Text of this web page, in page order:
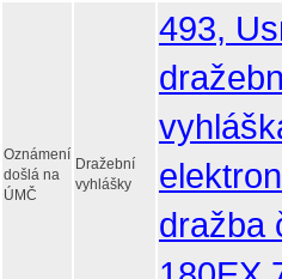
Oznámení
došlá na
ÚMČ
Dražební
vyhlášky
493,
dražba